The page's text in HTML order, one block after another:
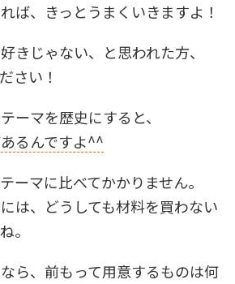
ば、きっとうまくいきますよ！
きじゃない、と思われた方、
さい！
ーマを歴史にすると、
るんですよ^^
ーマに比べてかかりません。
は、どうしても材料を買わない
。
ら、前もって用意するものは何